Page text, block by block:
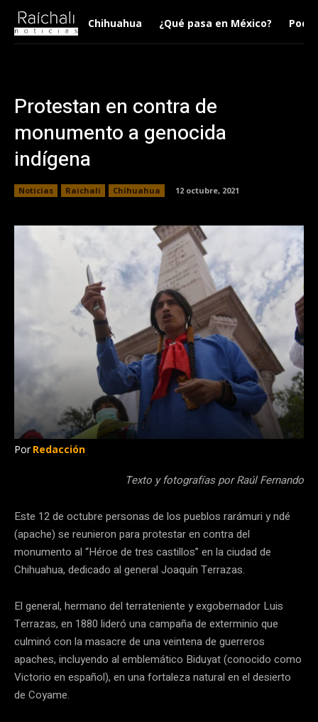
Chihuahua ¿Qué pasa en México?
Protestan en contra de
monumento a genocida
indígena
Noticias Raichali Chihuahua 12 octubre, 2021
Por Redacción
Texto y fotografías por Raúl Fernando
Este 12 de octubre personas de los pueblos rarámuri y ndé
(apache) se reunieron para protestar en contra del
monumento al “Héroe de tres castillos” en la ciudad de
Chihuahua, dedicado al general Joaquín Terrazas.
El general, hermano del terrateniente y exgobernador Luis
Terrazas, en 1880 lideró una campaña de exterminio que
culminó con la masacre de una veintena de guerreros
apaches, incluyendo al emblemático Biduyat (conocido como
Victorio en español), en una fortaleza natural en el desierto
de Coyame.